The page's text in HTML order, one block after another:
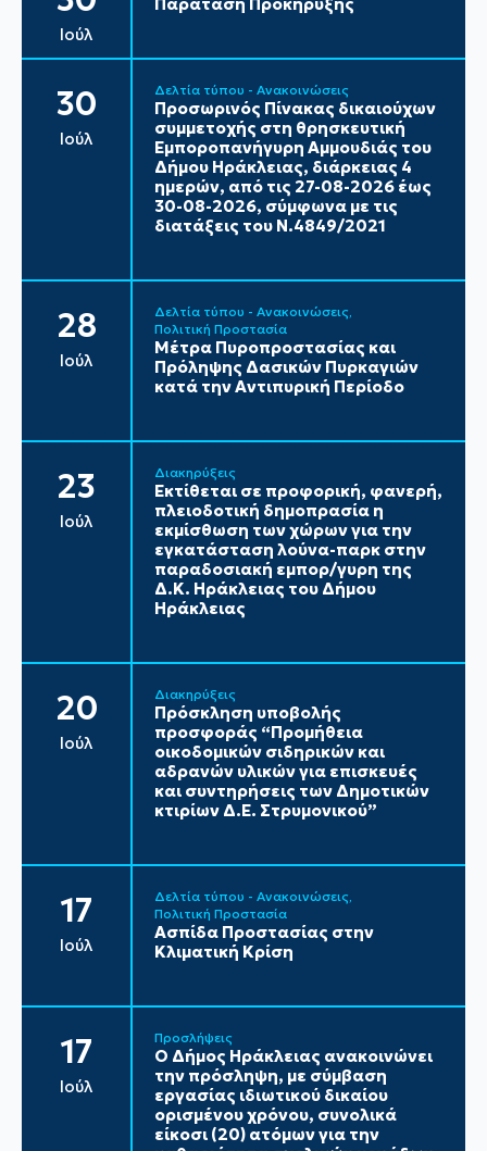
Ιούλ
Παράταση Προκήρυξης
30
Ιούλ
Δελτία τύπου - Ανακοινώσεις
Προσωρινός Πίνακας δικαιούχων
συμμετοχής στη θρησκευτική
Εμποροπανήγυρη Αμμουδιάς του
Δήμου Ηράκλειας, διάρκειας 4
ημερών, από τις 27-08-2026 έως
30-08-2026, σύμφωνα με τις
διατάξεις του Ν.4849/2021
28
Ιούλ
Δελτία τύπου - Ανακοινώσεις
Πολιτική Προστασία
Μέτρα Πυροπροστασίας και
Πρόληψης Δασικών Πυρκαγιών
κατά την Αντιπυρική Περίοδο
23
Ιούλ
Διακηρύξεις
Εκτίθεται σε προφορική, φανερή,
πλειοδοτική δημοπρασία η
εκμίσθωση των χώρων για την
εγκατάσταση λούνα-παρκ στην
παραδοσιακή εμπορ/γυρη της
Δ.Κ. Ηράκλειας του Δήμου
Ηράκλειας
20
Ιούλ
Διακηρύξεις
Πρόσκληση υποβολής
προσφοράς “Προμήθεια
οικοδομικών σιδηρικών και
αδρανών υλικών για επισκευές
και συντηρήσεις των Δημοτικών
κτιρίων Δ.Ε. Στρυμονικού”
17
Ιούλ
Δελτία τύπου - Ανακοινώσεις
Πολιτική Προστασία
Ασπίδα Προστασίας στην
Κλιματική Κρίση
17
Ιούλ
Προσλήψεις
Ο Δήμος Ηράκλειας ανακοινώνει
την πρόσληψη, με σύμβαση
εργασίας ιδιωτικού δικαίου
ορισμένου χρόνου, συνολικά
είκοσι (20) ατόμων για την